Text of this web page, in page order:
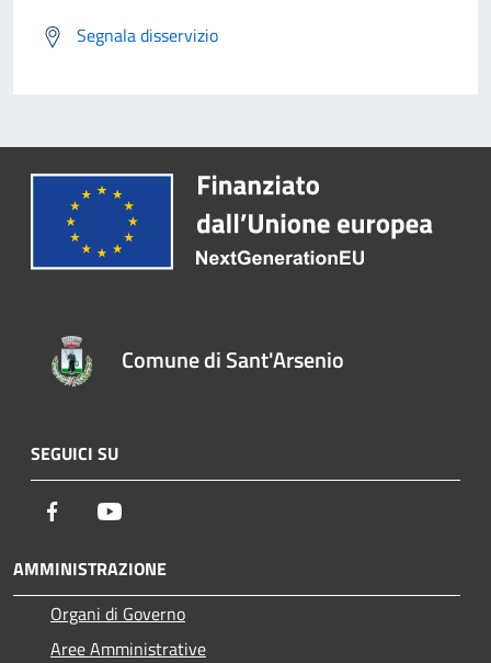
Segnala disservizio
Comune di Sant'Arsenio
SEGUICI SU
Facebook
AMMINISTRAZIONE
Organi di Governo
Aree Amministrative